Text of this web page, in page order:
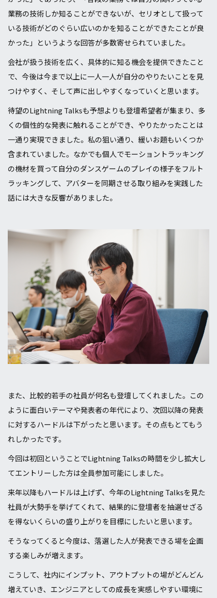
業務の技術しか知ることができないが、セリオとして扱って
いる技術がどのぐらい広いのかを知ることができたことが良
かった」というような回答が多数寄せられていました。
会社が扱う技術を広く、具体的に知る機会を提供できたこと
で、今後は今まで以上に一人一人が自分のやりたいことを見
つけやすく、そして声に出しやすくなっていくと思います。
待望のLightning Talksも予想よりも登壇希望者が集まり、多
くの個性的な発表に触れることができ、やりたかったことは
⼀通り実現できました。私の狙い通り、緩いお題もいくつか
含まれていました。なかでも個人でモーショントラッキング
の機材を買って自分のダンスゲームのプレイの様子をフルト
ラッキングして、アバターを同期させる取り組みを実践した
話には大きな反響がありました。
また、比較的若手の社員が何名も登壇してくれました。この
ように面白いテーマや発表者の年代により、次回以降の発表
に対するハードルは下がったと思います。その点もとてもう
れしかったです。
今回は初回ということでLightning Talksの時間を少し拡大し
てエントリーした方は全員参加可能にしました。
来年以降もハードルは上げず、今年のLightning Talksを見た
社員が大勢手を挙げてくれて、結果的に登壇者を抽選せざる
を得ないくらいの盛り上がりを目標にしたいと思います。
そうなってくると今度は、落選した人が発表できる場を企画
する楽しみが増えます。
こうして、社内にインプット、アウトプットの場がどんどん
増えていき、エンジニアとしての成長を実感しやすい環境に